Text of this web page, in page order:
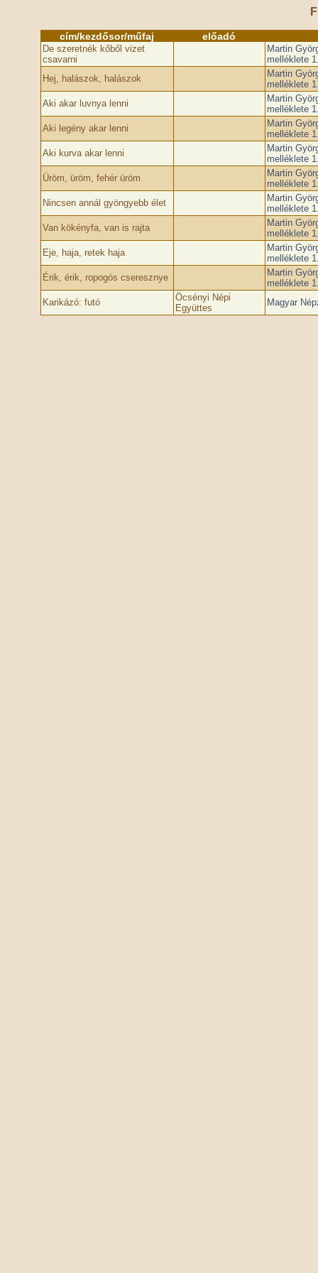
cím/kezdősor/műfaj előadó
De szeretnék kőből vizet
csavarni
Martin
melléklete
Hej, halászok, halászok
Martin
melléklete
Aki akar luvnya lenni
Martin
melléklete
Aki legény akar lenni
Martin
melléklete
Aki kurva akar lenni
Martin
melléklete
Üröm, üröm, fehér üröm
Martin
melléklete
Nincsen annál gyöngyebb élet
Martin
melléklete
Van kökényfa, van is rajta
Martin
melléklete
Eje, haja, retek haja
Martin
melléklete
Érik, érik, ropogós cseresznye
Martin
melléklete
Karikázó: futó
Öcsényi Népi
Együttes
Magyar